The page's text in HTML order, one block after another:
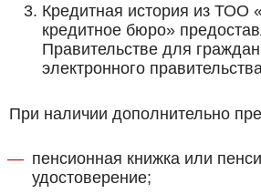
Кредитная история из ТОО
кредитное бюро»
Правительстве для
электронного
При наличии дополнительно
пенсионная книжка или
удостоверение;